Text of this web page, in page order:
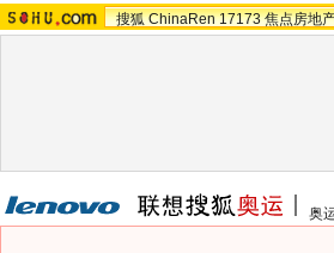
搜狐 ChinaRen 17173 焦点房地
奥